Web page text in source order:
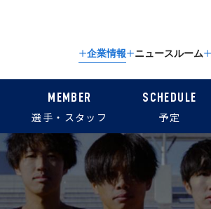
企業情報 ニュースルーム
MEMBER
選手・スタッフ
SCHEDULE
予定